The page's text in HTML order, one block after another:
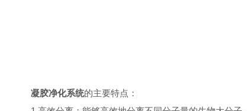
凝胶净化系统的主要特点：